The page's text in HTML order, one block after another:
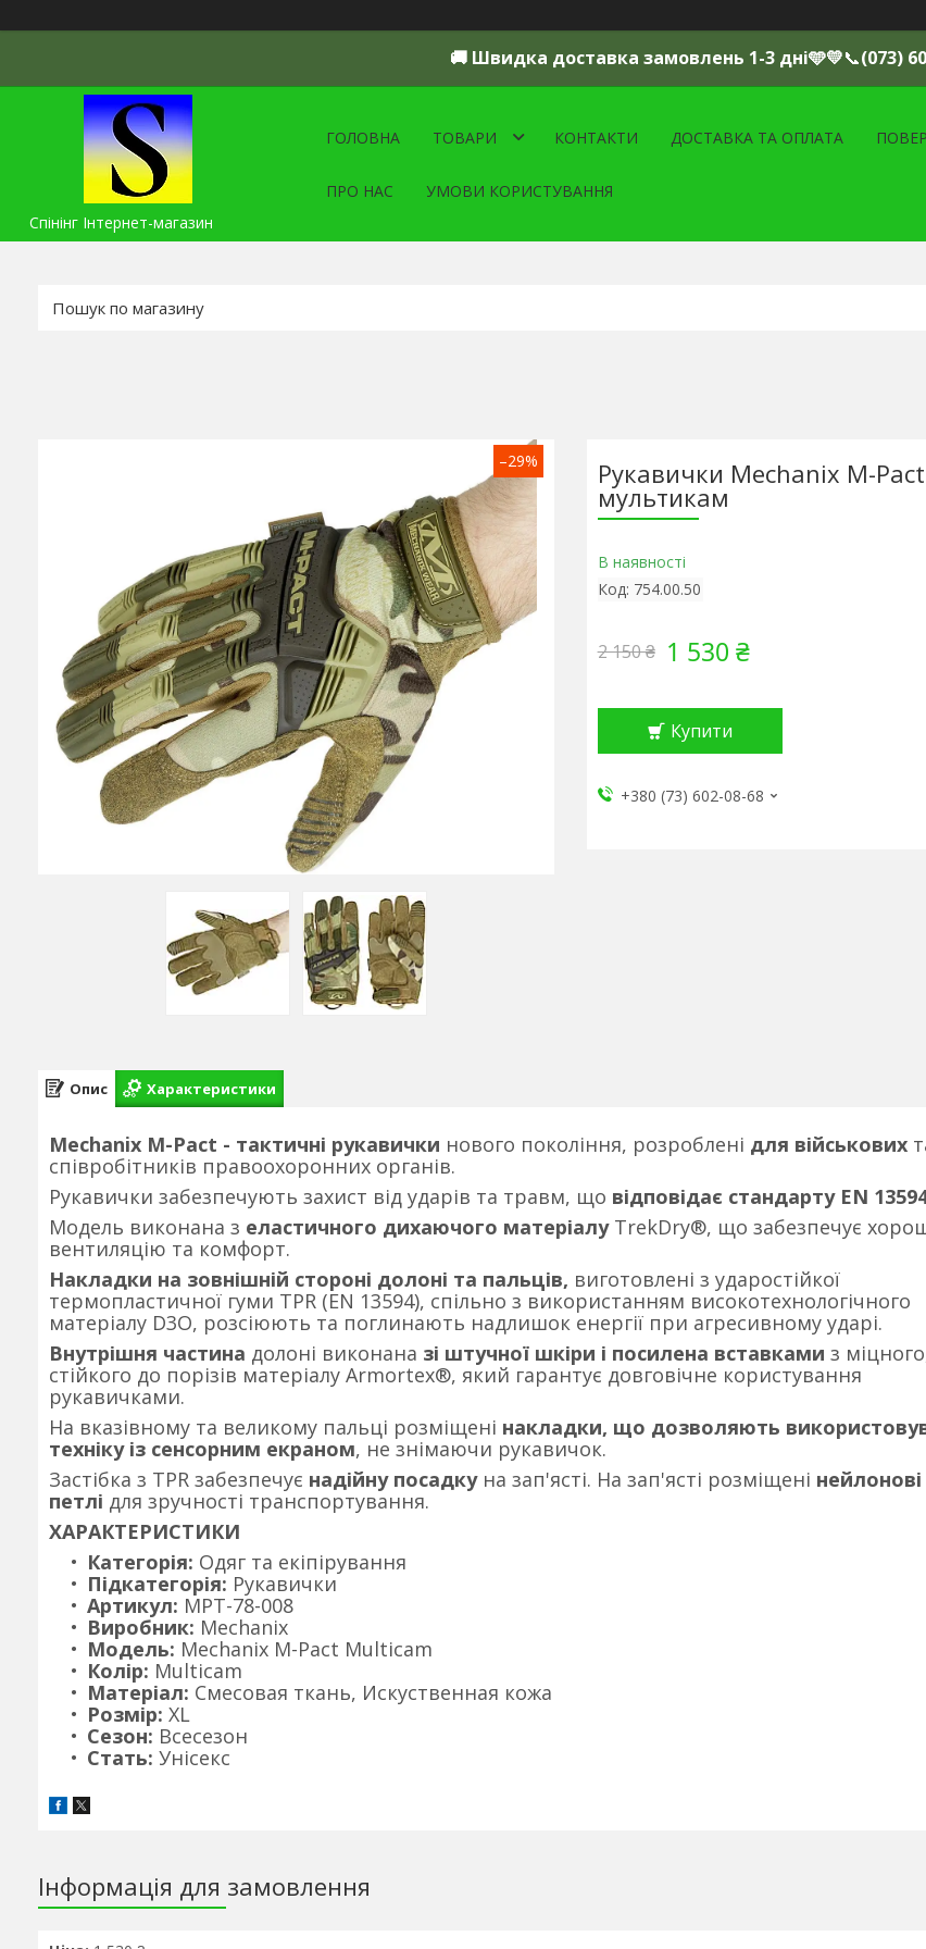
🚚 Швидка доставка замовлень 1-3 дні🩵💛📞(073)
Спінінг Інтернет-магазин
ГОЛОВНА ТОВАРИ КОНТАКТИ ДОСТАВКА ТА ОПЛАТА
ПРО НАС УМОВИ КОРИСТУВАННЯ
–29% Рукавички Mechanix M-
мультикам
В наявності
Код: 754.00.50
2 150 ₴ 1 530 ₴
Купити
+380 (73) 602-08-68
Опис Характеристики
Mechanix M-Pact - тактичні рукавички нового покоління, розроблені для військових
співробітників правоохоронних органів.
Рукавички забезпечують захист від ударів та травм, що відповідає стандарту EN
Модель виконана з еластичного дихаючого матеріалуTrekDry®, що забезпечує
вентиляцію та комфорт.
Накладки на зовнішній стороні долоні та пальців, виготовлені з ударостійкої
термопластичної гуми TPR (EN 13594), спільно з використанням високотехнологічного
матеріалу D3O, розсіюють та поглинають надлишок енергії при агресивному ударі.
Внутрішня частина долоні виконана зі штучної шкіри і посилена вставками з
стійкого до порізів матеріалу Armortex®, який гарантує довговічне користування
рукавичками.
На вказівному та великому пальці розміщені накладки, що дозволяють
техніку із сенсорним екраном, не знімаючи рукавичок.
Застібка з TPR забезпечує надійну посадкуна зап'ясті. На зап'ясті розміщені нейлонові
петлі для зручності транспортування.
ХАРАКТЕРИСТИКИ
Категорія: Одяг та екіпірування
Підкатегорія: Рукавички
Артикул: MPT-78-008
Виробник: Mechanix
Модель: Mechanix M-Pact Multicam
Колір: Multicam
Матеріал: Смесовая ткань, Искуственная кожа
Розмір: XL
Сезон: Всесезон
Стать: Унісекс
Інформація для замовлення